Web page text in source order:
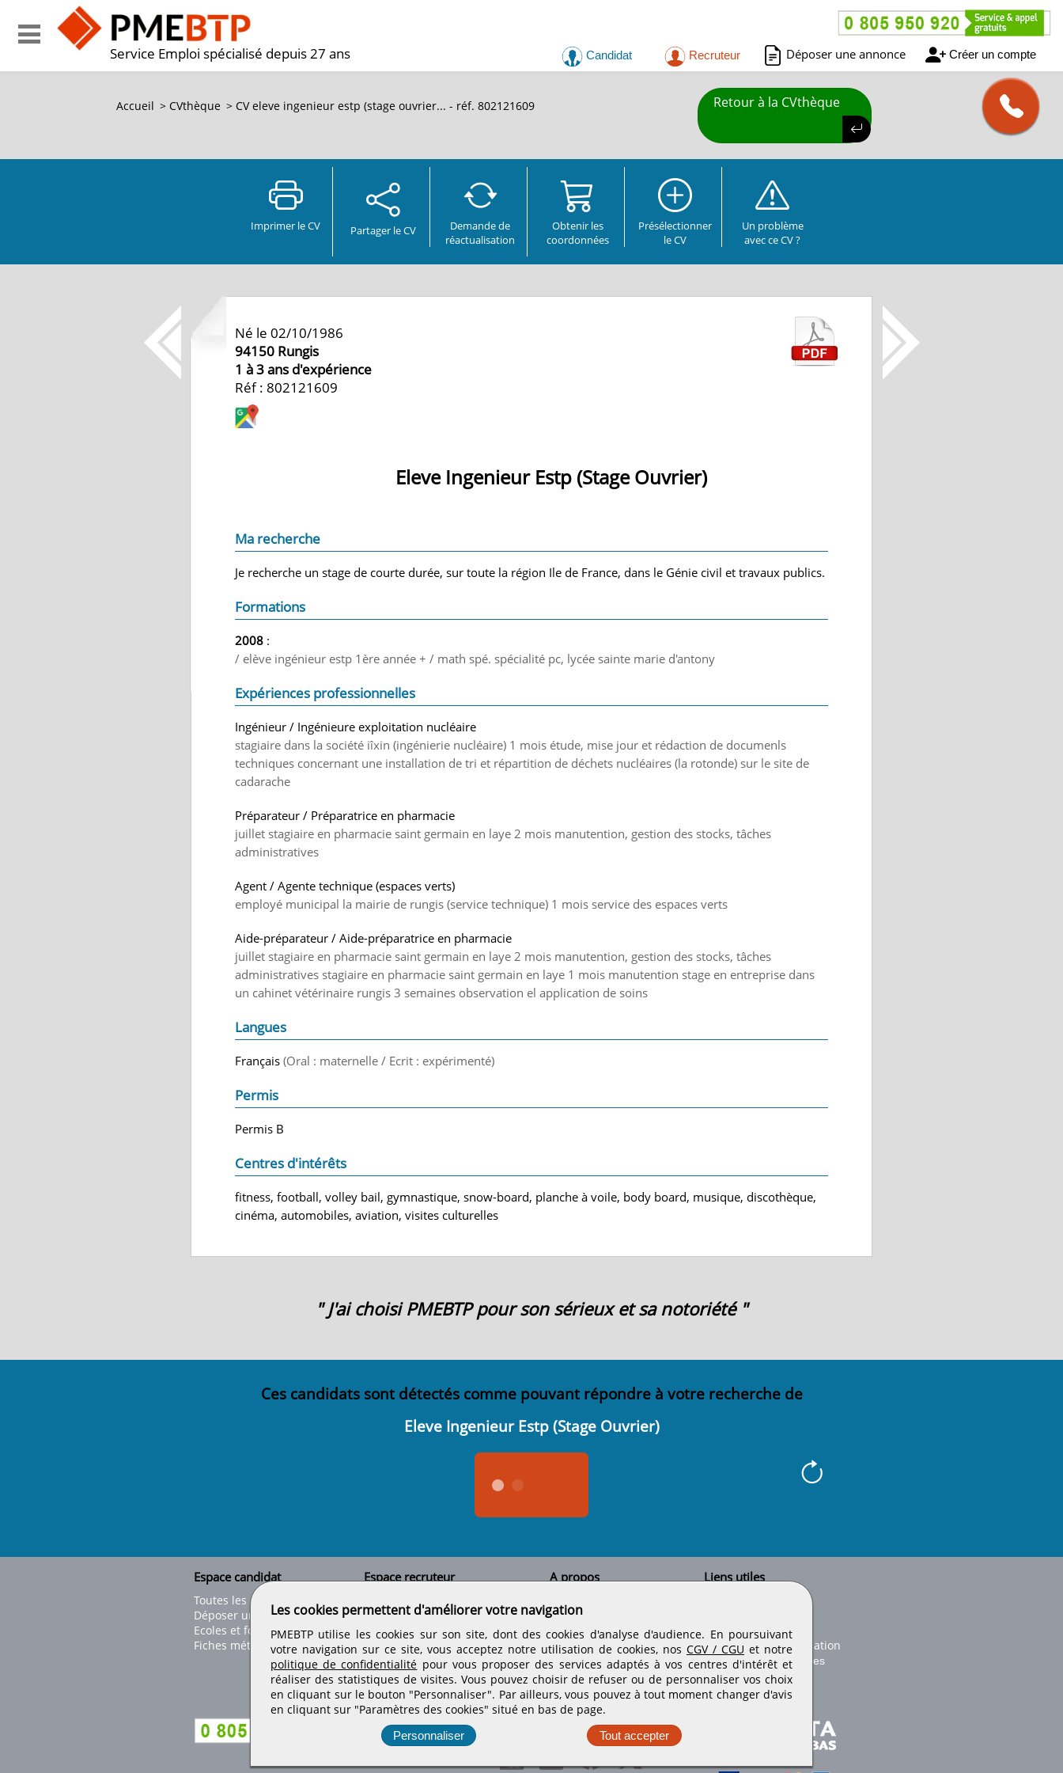
Service Emploi spécialisé depuis 27 ans Candidat Recruteur Déposer une annonce Créer un compte
Accueil > CVthèque > CVeleve ingenieur estp (stage ouvrier... - réf. 802121609 Retour à la CVthèque
Imprimer le CV Partager le CV
Demande de
réactualisation
Obtenir les
coordonnées
Présélectionner
le CV
Un problème
avec ce CV ?
Né le 02/10/1986
94150 Rungis
1 à 3 ans d'expérience
Réf : 802121609
Eleve Ingenieur Estp (Stage Ouvrier)
Ma recherche
Je recherche un stage de courte durée, sur toute la région Ile de France, dans le Génie civil et travaux publics.
Formations
2008 :
/ elève ingénieur estp 1ère année + / math spé. spécialité pc, lycée sainte marie d'antony
Expériences professionnelles
Ingénieur / Ingénieure exploitation nucléaire
stagiaire dans la société iîxin (ingénierie nucléaire) 1 mois étude, mise jour et rédaction de documenls
techniques concernant une installation de tri et répartition de déchets nucléaires (la rotonde) sur le site de
cadarache
Préparateur / Préparatrice en pharmacie
juillet stagiaire en pharmacie saint germain en laye 2 mois manutention, gestion des stocks, tâches
administratives
Agent / Agente technique (espaces verts)
employé municipal la mairie de rungis (service technique) 1 mois service des espaces verts
Aide-préparateur / Aide-préparatrice en pharmacie
juillet stagiaire en pharmacie saint germain en laye 2 mois manutention, gestion des stocks, tâches
administratives stagiaire en pharmacie saint germain en laye 1 mois manutention stage en entreprise dans
un cahinet vétérinaire rungis 3 semaines observation el application de soins
Langues
Français (Oral : maternelle / Ecrit : expérimenté)
Permis
Permis B
Centres d'intérêts
fitness, football, volley bail, gymnastique, snow-board, planche à voile, body board, musique, discothèque,
cinéma, automobiles, aviation, visites culturelles
" J'ai choisi PMEBTP pour son sérieux et sa notoriété "
Ces candidats sont détectés comme pouvant répondre à votre recherche de
Eleve Ingenieur Estp (Stage Ouvrier)
Espace candidat
Toutes les offres
Déposer un CV
Ecoles et formations
Fiches métiers
Espace recruteur
Tous les candidats
Déposer une annonce
Déposer une offre de stage
Nos tarifs
A propos
Contactez-nous
Nos partenaires
Informations légales
Conditions générales
Rejoignez nos équipes
Liens utiles
Conseils d'utilisation
Conditions de publication
Paramètres des cookies
Retrouvez-nous sur les réseaux sociaux
Les cookies permettent d'améliorer votre navigation
PMEBTP utilise les cookies sur son site, dont des cookies d'analyse d'audience. En poursuivant
votre navigation sur ce site, vous acceptez notre utilisation de cookies, nos CGV / CGU et notre
politique de confidentialité pour vous proposer des services adaptés à vos centres d'intérêt et
réaliser des statistiques de visites. Vous pouvez choisir de refuser ou de personnaliser vos choix
en cliquant sur le bouton "Personnaliser". Par ailleurs, vous pouvez à tout moment changer d'avis
en cliquant sur "Paramètres des cookies" situé en bas de page.
Personnaliser Tout accepter